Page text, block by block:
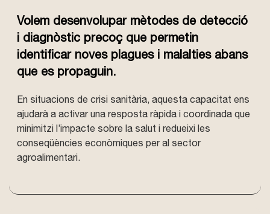
Volem desenvolupar mètodes de detecció
i diagnòstic precoç que permetin
identificar noves plagues i malalties abans
que es propaguin.
En situacions de crisi sanitària, aquesta capacitat ens
ajudarà a activar una resposta ràpida i coordinada que
minimitzi l’impacte sobre la salut i redueixi les
conseqüències econòmiques per al sector
agroalimentari.